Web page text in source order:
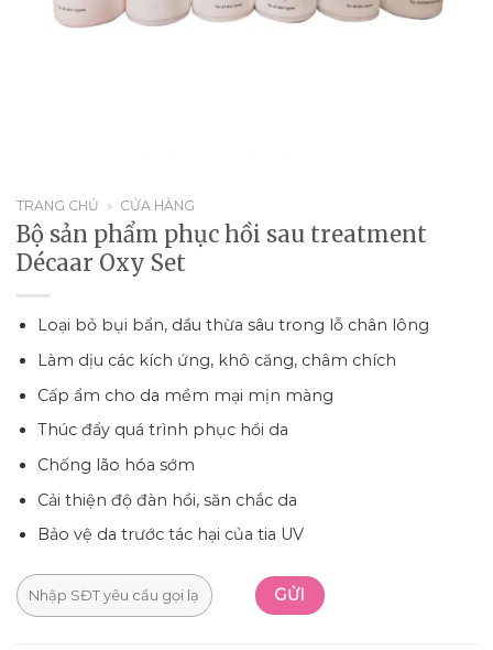
TRANG CHỦ » CỬA HÀNG
Bộ sản phẩm phục hồi sau treatment
Décaar Oxy Set
Loại bỏ bụi bẩn, dầu thừa sâu trong lỗ chân lông
Làm dịu các kích ứng, khô căng, châm chích
Cấp ẩm cho da mềm mại mịn màng
Thúc đẩy quá trình phục hồi da
Chống lão hóa sớm
Cải thiện độ đàn hồi, săn chắc da
Bảo vệ da trước tác hại của tia UV